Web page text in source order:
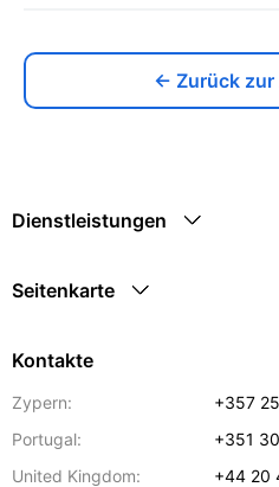
← Zurück
Dienstleistungen
Seitenkarte
Kontakte
Zypern:
+357
Portugal:
+351
United Kingdom:
+44 20